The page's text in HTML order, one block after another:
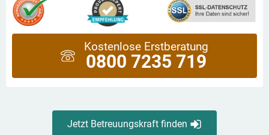
Kostenlose Erstberatung
0800 7235 719
Jetzt Betreuungskraft finden